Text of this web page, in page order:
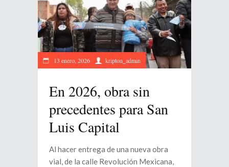
13 enero, 2026 kripton_admin
En 2026, obra sin
precedentes para San
Luis Capital
Al hacer entrega de una nueva obra
vial, de la calle Revolución Mexicana,